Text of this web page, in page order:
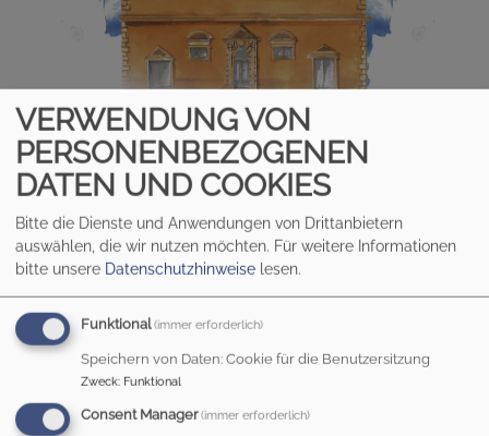
HEILIG KREUZ AUGSBURG
500 Jahre Evangelische Gemeinde
Hauptnavigation
Startseite Gemeindeleben
VERWENDUNG VON
PERSONENBEZOGENEN
DATEN UND COOKIES
Bitte die Dienste und Anwendungen von Drittanbietern
auswählen, die wir nutzen möchten. Für weitere Informationen
bitte unsere Datenschutzhinweise lesen.
Funktional(immer erforderlich)
Speichern von Daten: Cookie für die Benutzersitzung
Zweck: Funktional
Consent Manager(immer erforderlich)